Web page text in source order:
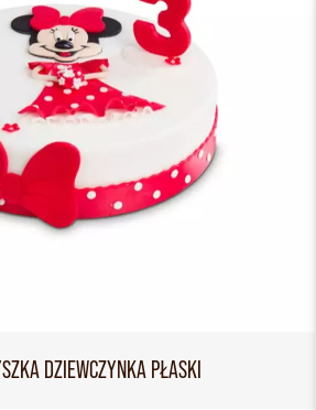
DZIEWCZYNKA PŁASKI